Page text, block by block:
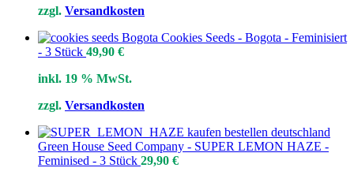
zzgl. Versandkosten
Cookies Seeds - Bogota - Feminisiert
- 3 Stück 49,90 €
inkl. 19 % MwSt.
zzgl. Versandkosten
Green House Seed Company - SUPER LEMON HAZE -
Feminised - 3 Stück 29,90 €